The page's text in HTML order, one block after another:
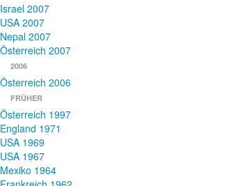
Israel 2007
USA 2007
Nepal 2007
Österreich 2007
2006
Österreich 2006
FRÜHER
Österreich 1997
England 1971
USA 1969
USA 1967
Mexiko 1964